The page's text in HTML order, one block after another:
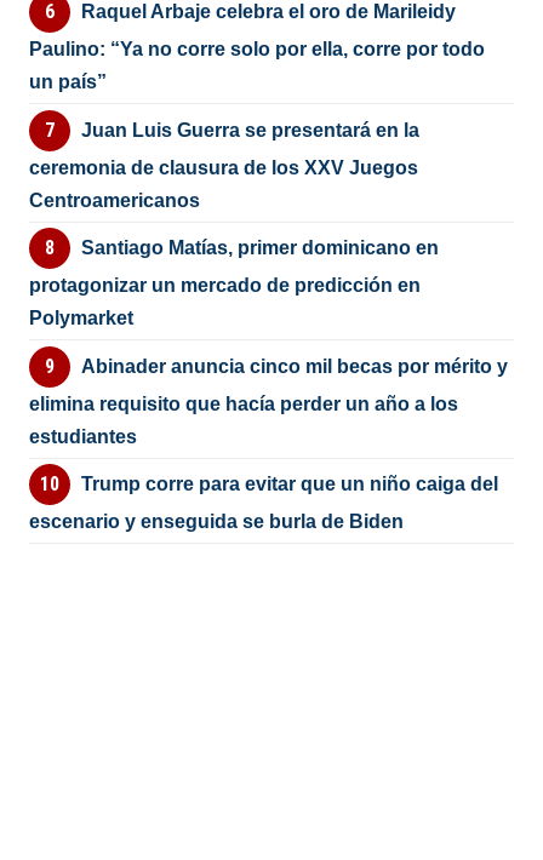
Raquel Arbaje celebra el oro de Marileidy
Paulino: “Ya no corre solo por ella, corre por todo
un país”
Juan Luis Guerra se presentará en la
ceremonia de clausura de los XXV Juegos
Centroamericanos
Santiago Matías, primer dominicano en
protagonizar un mercado de predicción en
Polymarket
Abinader anuncia cinco mil becas por mérito y
elimina requisito que hacía perder un año a los
estudiantes
Trump corre para evitar que un niño caiga del
escenario y enseguida se burla de Biden